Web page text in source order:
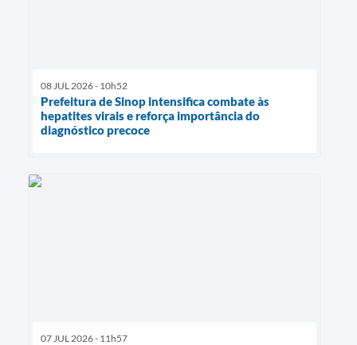
08 JUL 2026 - 10h52
Prefeitura de Sinop intensifica combate às
hepatites virais e reforça importância do
diagnóstico precoce
07 JUL 2026 - 11h57